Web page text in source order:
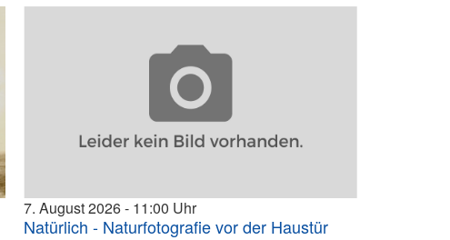
7. August 2026 11:00
Natürlich - Naturfotografie vor der Haustür